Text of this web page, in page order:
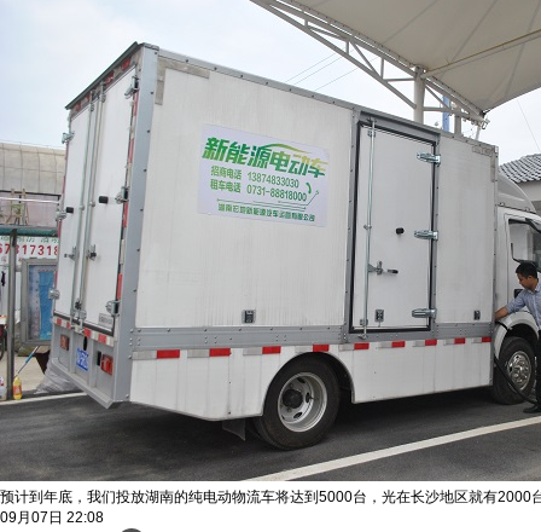
预计到年底，我们投放湖南的纯电动物流车将达到5000台，光在长沙地区就有
09月07日 22:08